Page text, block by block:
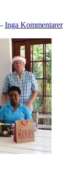
Inga Kommentarer